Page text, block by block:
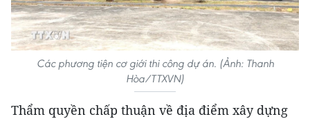
Các phương tiện cơ giới thi công dự án. (Ảnh: Thanh
Hòa/TTXVN)
Thẩm quyền chấp thuận về địa điểm xây dựng